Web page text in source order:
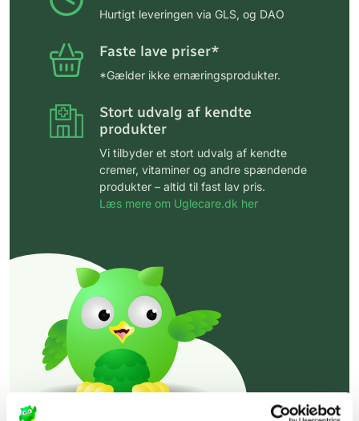
Hurtigt leveringen via GLS, og DAO
Faste lave priser*
*Gælder ikke ernæringsprodukter.
Stort udvalg af kendte
produkter
Vi tilbyder et stort udvalg af kendte
cremer, vitaminer og andre spændende
produkter – altid til fast lav pris.
Læs mere om Uglecare.dk her